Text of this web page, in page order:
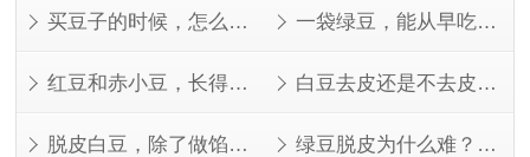
买豆子的时候，怎么看才知道好不好？ 一袋绿豆，能从早吃到晚
红豆和赤小豆，长得像但不是一回事 白豆去皮还是不去皮？看完这几点就知道了
脱皮白豆，除了做馅还能做什么？ 绿豆脱皮为什么难？看完就知道了